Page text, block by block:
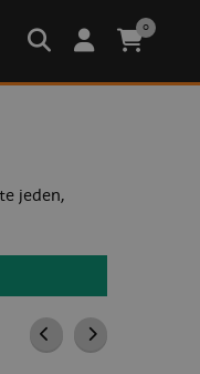
0
jeden,